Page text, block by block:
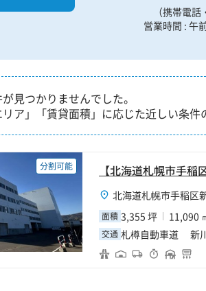
（携帯電
営業時間 : 午
見つかりませんでした。
ア」「賃貸面積」に応じた近しい条件
分割可能 【北海道札幌市手
北海道札幌市手稲区
面積 3,355 坪 11,090
交通 札樽自動車道 新